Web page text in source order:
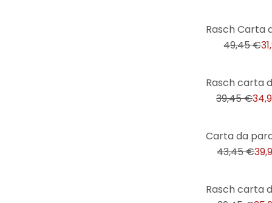
49,45 €
39,45 €
43,45 €